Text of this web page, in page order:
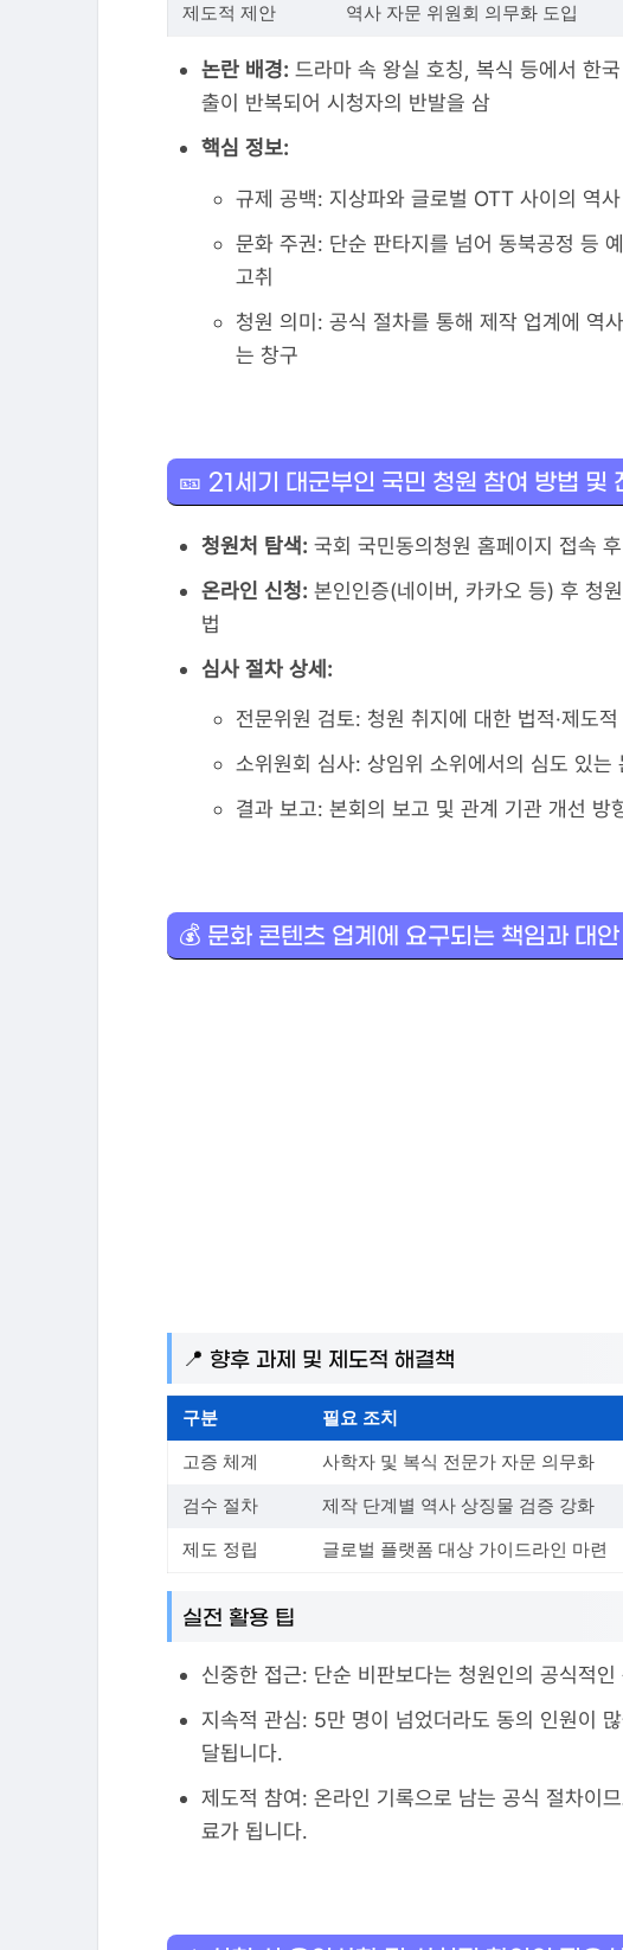
제도적 제안 역사 자문 위원회 의무화 도입
논란 배경: 드라마 속 왕실 호칭, 복식 등에서 한
출이 반복되어 시청자의 반발을 삼
핵심 정보:
규제 공백: 지상파와 글로벌 OTT 사이의 역
문화 주권: 단순 판타지를 넘어 동북공정 등
고취
청원 의미: 공식 절차를 통해 제작 업계에 역
는 창구
🎫 21세기 대군부인 국민 청원 참여 방법 및
청원처 탐색: 국회 국민동의청원 홈페이지 접속
온라인 신청: 본인인증(네이버, 카카오 등) 후 청
법
심사 절차 상세:
전문위원 검토: 청원 취지에 대한 법적·제도
소위원회 심사: 상임위 소위에서의 심도 있는
결과 보고: 본회의 보고 및 관계 기관 개선 방
💰 문화 콘텐츠 업계에 요구되는 책임과 대안
📍 향후 과제 및 제도적 해결책
구분 필요 조치
고증 체계 사학자 및 복식 전문가 자문 의무화
검수 절차 제작 단계별 역사 상징물 검증 강화
제도 정립 글로벌 플랫폼 대상 가이드라인 마련
실전 활용 팁
신중한 접근: 단순 비판보다는 청원인의 공식적
지속적 관심: 5만 명이 넘었더라도 동의 인원이
달됩니다.
제도적 참여: 온라인 기록으로 남는 공식 절차이
료가 됩니다.